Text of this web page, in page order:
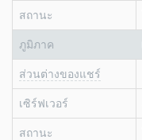
สถานะ
ภูมิภาค
ส่วนต่างของแชร์
เซิร์ฟเวอร์
สถานะ